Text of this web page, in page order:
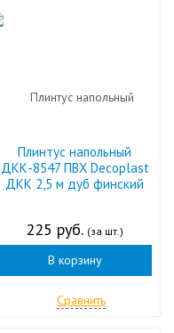
Плинтус напольный
ДКК-8547 ПВХ Decoplast
ДКК 2,5 м дуб финский
225 руб. (за шт.)
В корзину
Сравнить